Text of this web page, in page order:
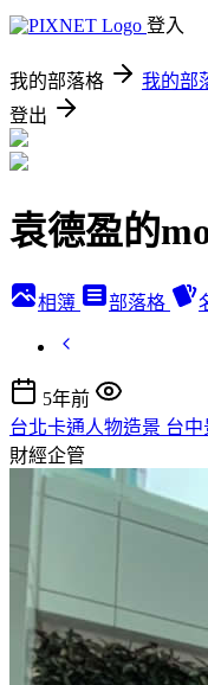
登入
我的部落格 我的部
登出
袁德盈的
相簿 部落格
5年前
台北卡通人物造景 台
財經企管